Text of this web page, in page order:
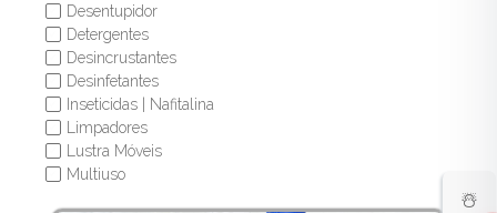
Desentupidor
Detergentes
Desincrustantes
Desinfetantes
Inseticidas | Nafitalina
Limpadores
Lustra Móveis
Multiuso
☃️